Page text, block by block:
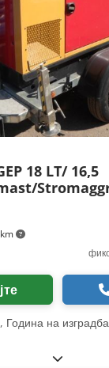
18 LT/ 16,5
, Година на